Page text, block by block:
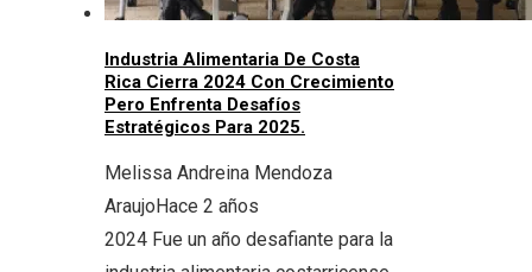
Industria Alimentaria De Costa
Rica Cierra 2024 Con Crecimiento
Pero Enfrenta Desafíos
Estratégicos Para 2025.
Melissa Andreina Mendoza
AraujoHace 2 años
2024 Fue un año desafiante para la